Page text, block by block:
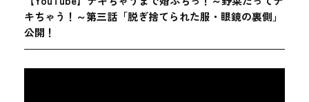
キちゃう！～第三話「脱ぎ捨てられた服・眼鏡の裏側」
公開！